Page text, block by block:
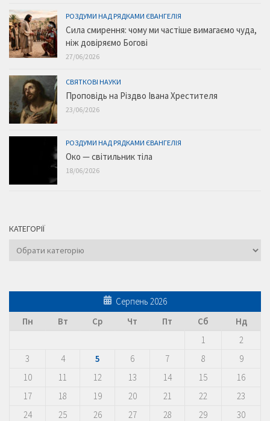
РОЗДУМИ НАД РЯДКАМИ ЄВАНГЕЛІЯ
Сила смирення: чому ми частіше вимагаємо чуда,
ніж довіряємо Богові
27/06/2026
СВЯТКОВІ НАУКИ
Проповідь на Різдво Івана Хрестителя
23/06/2026
РОЗДУМИ НАД РЯДКАМИ ЄВАНГЕЛІЯ
Око — світильник тіла
18/06/2026
КАТЕГОРІЇ
Категорії
Серпень 2026
Пн
Вт Ср Чт Пт Сб
Нд
1
2
3
4 5 6 7 8
9
10
11 12 13 14 15
16
17
18 19 20 21 22
23
24
25 26 27 28 29
30